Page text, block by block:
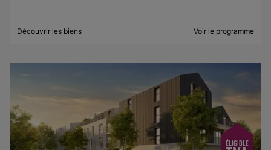
Découvrir les biens Voir le programme